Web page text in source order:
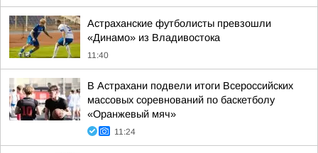
Астраханские футболисты превзошли
«Динамо» из Владивостока
11:40
В Астрахани подвели итоги Всероссийских
массовых соревнований по баскетболу
«Оранжевый мяч»
11:24